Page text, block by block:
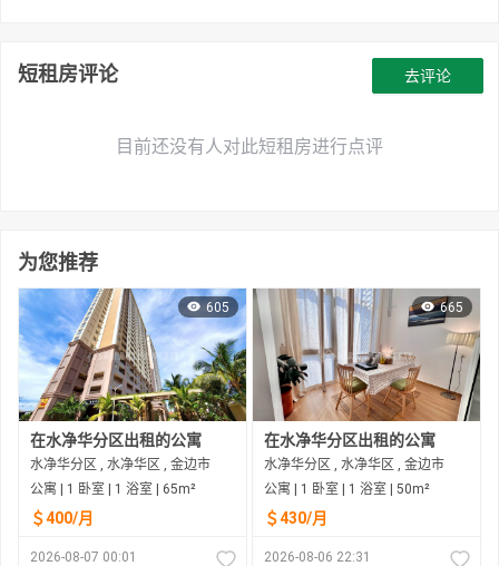
短租房评论
目前还没有人对此短租房进行点评
去评论
为您推荐
605
在水净华分区出租的公寓
水净华分区 , 水净华区 , 金边市
公寓 | 1 卧室 | 1 浴室 | 65m²
＄400/月
2026-08-07 00:01
665
在水净华分区出租的公寓
水净华分区 , 水净华区 , 金边市
公寓 | 1 卧室 | 1 浴室 | 50m²
＄430/月
2026-08-06 22:31